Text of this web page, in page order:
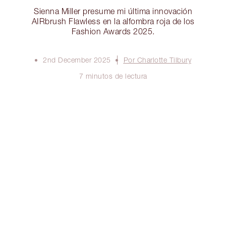
Sienna Miller presume mi última innovación
AIRbrush Flawless en la alfombra roja de los
Fashion Awards 2025.
2nd December 2025
Por Charlotte Tilbury
7 minutos de lectura